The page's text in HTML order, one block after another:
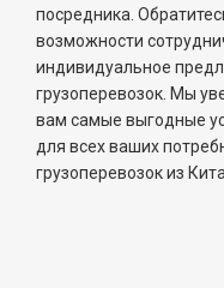
посредника.
возможности
индивидуальное
грузоперевозок. Мы
вам самые выгодные
для всех ваших
грузоперевозок из